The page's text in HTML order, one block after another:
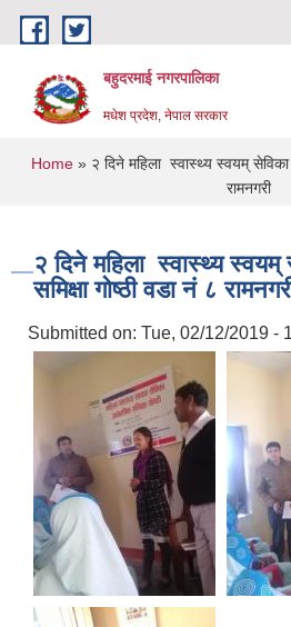
Skip to main content
बहुदरमाई नगरपालिका
मधेश प्रदेश, नेपाल सरकार
You are here
Home» २ दिने महिला स्वास्थ्य स्वयम् सेविका
रामनगरी
२ दिने महिला स्वास्थ्य स्वयम्
समिक्षा गोष्ठी वडा नं ८
Submitted on: Tue, 02/12/2019 -